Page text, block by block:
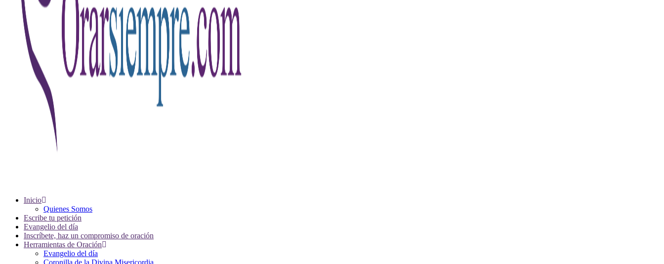
Inicio
Quienes Somos
Escribe tu petición
Evangelio del día
Inscríbete, haz un compromiso de oración
Herramientas de Oración
Evangelio del día
Coronilla de la Divina Misericordia